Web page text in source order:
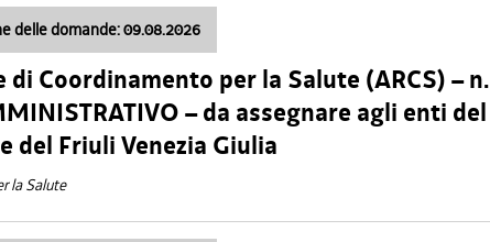
delle domande: 09.08.2026
Coordinamento per la Salute (ARCS) – n.
– da assegnare agli enti del
del Friuli Venezia Giulia
la Salute